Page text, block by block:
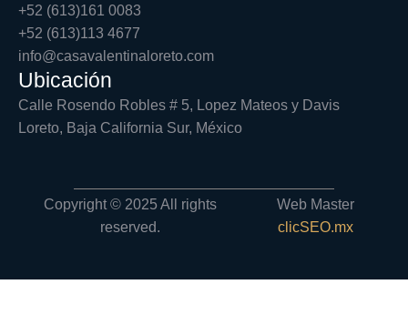
+52 (613)161 0083
+52 (613)113 4677
info@casavalentinaloreto.com
Ubicación
Calle Rosendo Robles # 5, Lopez Mateos y Davis
Loreto, Baja California Sur, México
Copyright © 2025 All rights
reserved.
Web Master
clicSEO.mx